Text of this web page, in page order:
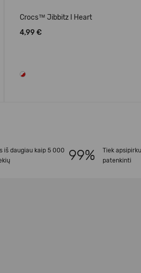
Crocs™ Jibbitz I Heart
4,99 €
iš daugiau kaip 5 000
Tiek
patenkinti